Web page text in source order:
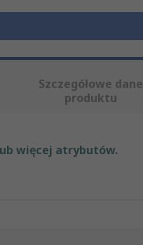
Szczegółowe dane
produktu
więcej atrybutów.